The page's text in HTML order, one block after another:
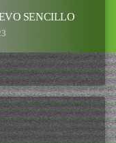
SENCILLO